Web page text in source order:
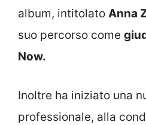
album, intitolato Anna
suo percorso come
Now.
Inoltre ha iniziato una
professionale, alla